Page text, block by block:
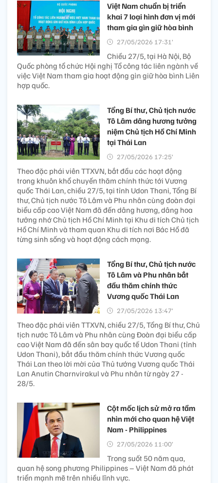
Việt Nam chuẩn bị triển
khai 7 loại hình đơn vị mới
tham gia gìn giữ hòa bình
27/05/2026 17:31’
Chiều 27/5, tại Hà Nội, Bộ
Quốc phòng tổ chức Hội nghị Tổ công tác liên ngành về
việc Việt Nam tham gia hoạt động gìn giữ hòa bình Liên
hợp quốc.
Tổng Bí thư, Chủ tịch nước
Tô Lâm dâng hương tưởng
niệm Chủ tịch Hồ Chí Minh
tại Thái Lan
27/05/2026 17:25’
Theo đặc phái viên TTXVN, bắt đầu các hoạt động
trong khuôn khổ chuyến thăm chính thức tới Vương
quốc Thái Lan, chiều 27/5, tại tỉnh Udon Thani, Tổng Bí
thư, Chủ tịch nước Tô Lâm và Phu nhân cùng đoàn đại
biểu cấp cao Việt Nam đã đến dâng hương, dâng hoa
tưởng nhớ Chủ tịch Hồ Chí Minh tại Khu di tích Chủ tịch
Hồ Chí Minh và tham quan Khu di tích nơi Bác Hồ đã
từng sinh sống và hoạt động cách mạng.
Tổng Bí thư, Chủ tịch nước
Tô Lâm và Phu nhân bắt
đầu thăm chính thức
Vương quốc Thái Lan
27/05/2026 13:47’
Theo đặc phái viên TTXVN, chiều 27/5, Tổng Bí thư, Chủ
tịch nước Tô Lâm và Phu nhân cùng Đoàn đại biểu cấp
cao Việt Nam đã đến sân bay quốc tế Udon Thani (tỉnh
Udon Thani), bắt đầu thăm chính thức Vương quốc
Thái Lan theo lời mời của Thủ tướng Vương quốc Thái
Lan Anutin Charnvirakul và Phu nhân từ ngày 27 -
28/5.
Cột mốc lịch sử mở ra tầm
nhìn mới cho quan hệ Việt
Nam - Philippines
27/05/2026 11:00’
Trong suốt 50 năm qua,
quan hệ song phương Philippines – Việt Nam đã phát
triển mạnh mẽ trên nhiều lĩnh vực.